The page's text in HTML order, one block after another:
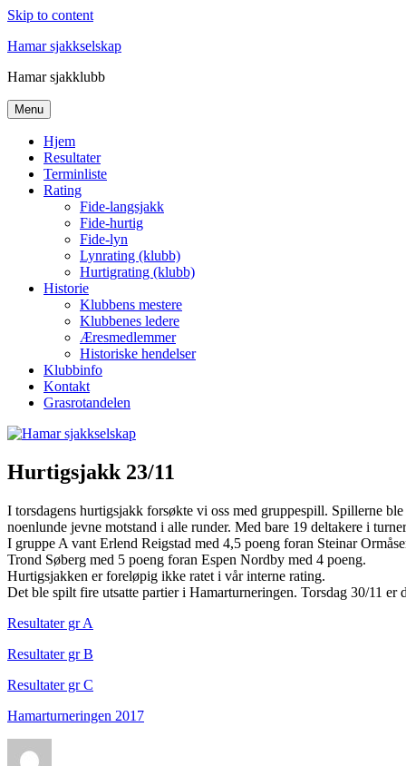
Skip to content
Hamar sjakkselskap
Hamar sjakklubb
Menu
Hjem
Resultater
Terminliste
Rating
Fide-langsjakk
Fide-hurtig
Fide-lyn
Lynrating (klubb)
Hurtigrating (klubb)
Historie
Klubbens mestere
Klubbenes ledere
Æresmedlemmer
Historiske hendelser
Klubbinfo
Kontakt
Grasrotandelen
Hurtigsjakk 23/11
I torsdagens hurtigsjakk forsøkte vi oss med gruppespill. Spillerne
noenlunde jevne motstand i alle runder. Med bare 19 deltakere i
I gruppe A vant Erlend Reigstad med 4,5 poeng foran Steinar
Trond Søberg med 5 poeng foran Espen Nordby med 4 poeng.
Hurtigsjakken er foreløpig ikke ratet i vår interne rating.
Det ble spilt fire utsatte partier i Hamarturneringen. Torsdag 30/11
Resultater gr A
Resultater gr B
Resultater gr C
Hamarturneringen 2017